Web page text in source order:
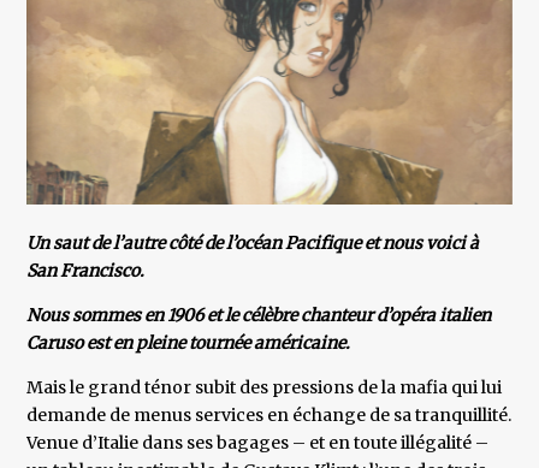
Un saut de l’autre côté de l’océan Pacifique et nous voici à
San Francisco.
Nous sommes en 1906 et le célèbre chanteur d’opéra italien
Caruso est en pleine tournée américaine.
Mais le grand ténor subit des pressions de la mafia qui lui
demande de menus services en échange de sa tranquillité.
Venue d’Italie dans ses bagages – et en toute illégalité –